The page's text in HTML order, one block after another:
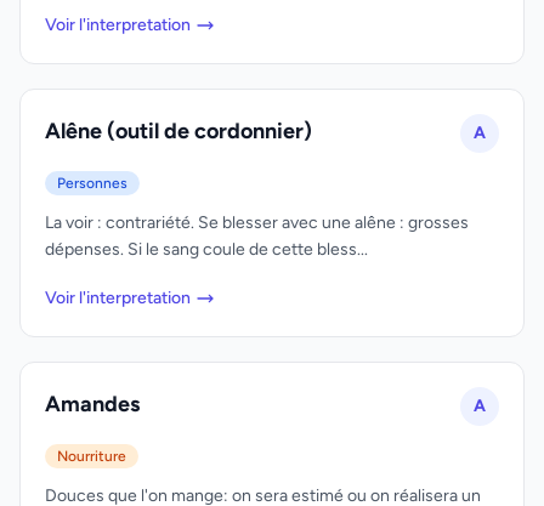
Voir l'interpretation
Alêne (outil de cordonnier) A
Personnes
La voir : contrariété. Se blesser avec une alêne : grosses
dépenses. Si le sang coule de cette bless...
Voir l'interpretation
Amandes A
Nourriture
Douces que l'on mange: on sera estimé ou on réalisera un